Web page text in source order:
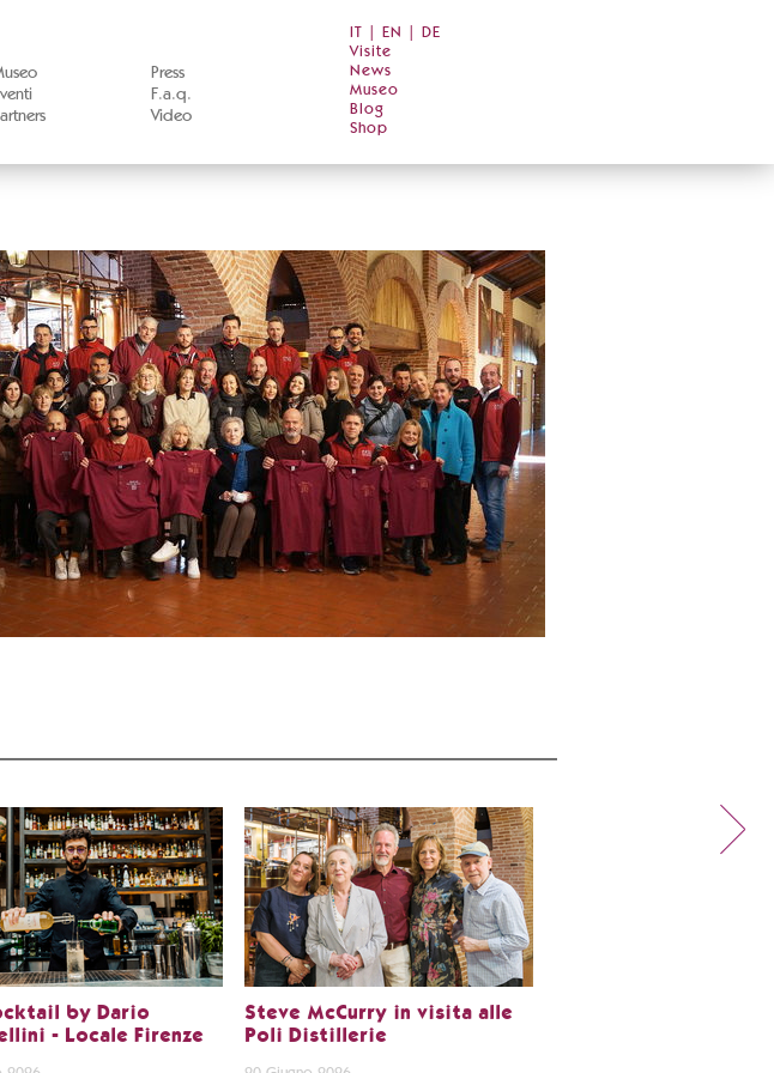
Press
F.a.q.
Video
IT EN
DE
Visite
News
Museo
Blog
Shop
by Dario
- Locale Firenze
Steve McCurry in visita alle
Poli Distillerie